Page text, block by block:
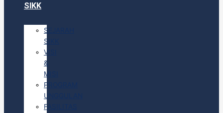
SIKK
SEJARAH
SIKK
VISI
&
MISI
PROGRAM
UNGGULAN
FASILITAS